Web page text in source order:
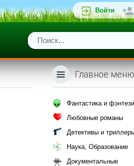
Войти
Главное меню
Фантастика и фэнтези
Любовные романы
Детективы и
Наука, Образование
Документальные